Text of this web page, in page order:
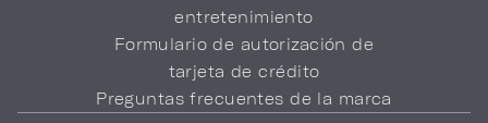
entretenimiento
Formulario de autorización de
tarjeta de crédito
Preguntas frecuentes de la marca